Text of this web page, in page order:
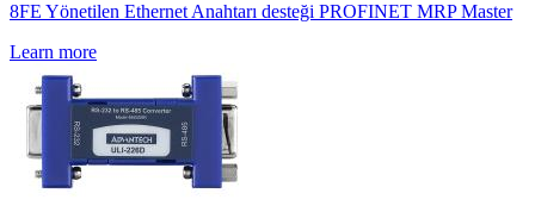
8FE Yönetilen Ethernet Anahtarı desteği PROFINET MRP Master
Learn more